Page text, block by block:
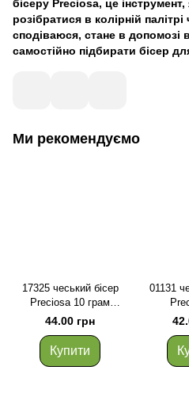
бісеру Preciosa, це
розібратися в колірній палітрі
сподіваюся, стане в допомозі
самостійно підбирати бісер
Ми рекомендуємо
17325 чеський бісер
Preciosa 10 грам
алебастровий бузково-
рожевий
44.00 грн
Купити
01131
грам